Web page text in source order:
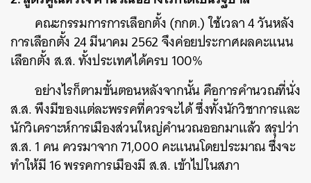
คณะกรรมการการเลือกตั้ง (กกต.) ใช้เวลา 4 วันหลัง
การเลือกตั้ง 24 มีนาคม 2562 จึงค่อยประกาศผลคะแนน
เลือกตั้ง ส.ส. ทั้งประเทศได้ครบ 100%
อย่างไรก็ตามขั้นตอนหลังจากนั้น คือการคำนวณที่นั่ง
ส.ส. พึงมีของแต่ละพรรคที่ควรจะได้ ซึ่งทั้งนักวิชาการและ
นักวิเคราะห์การเมืองส่วนใหญ่คำนวณออกมาแล้ว สรุปว่า
ส.ส. 1 คน ควรมาจาก 71,000 คะแนนโดยประมาณ ซึ่งจะ
ทำให้มี 16 พรรคการเมืองมี ส.ส. เข้าไปในสภา